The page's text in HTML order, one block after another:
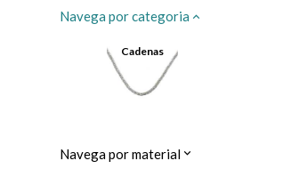
Navega por categoria
Cadenas
Navega por material